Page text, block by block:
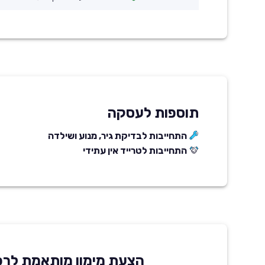
תוספות לעסקה
התחייבות לבדיקת גיר, מנוע ושילדה
התחייבות לטרייד אין עתידי
הצעת מימון מותאמת